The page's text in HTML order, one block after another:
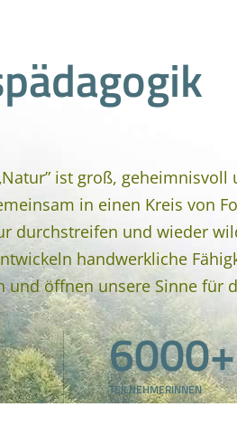
ist groß,
in einen Kreis von
durchstreifen und wieder
handwerkliche
und öffnen unsere Sinne für
6000+
TEILNEHMERINNEN